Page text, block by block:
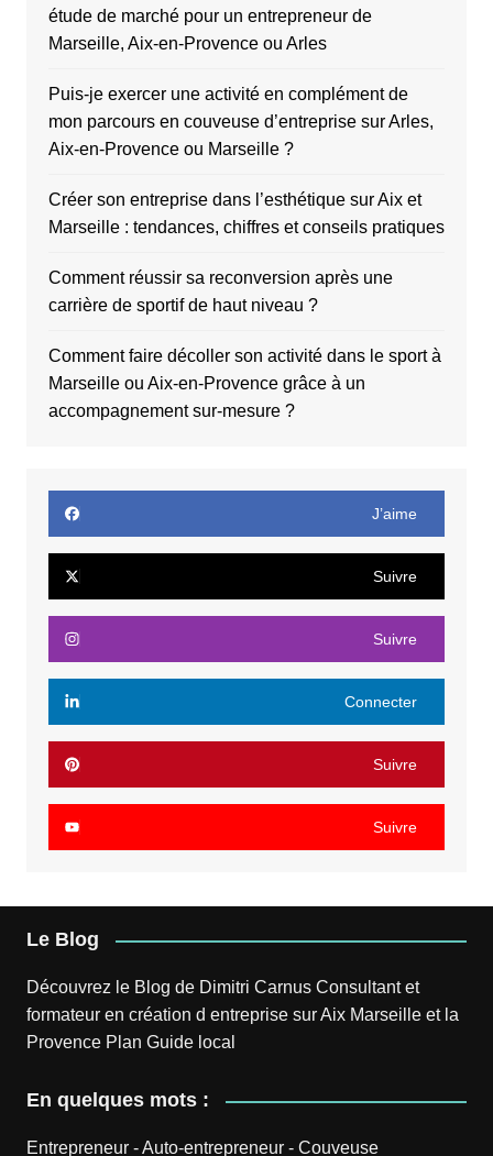
étude de marché pour un entrepreneur de
Marseille, Aix-en-Provence ou Arles
Puis-je exercer une activité en complément de
mon parcours en couveuse d’entreprise sur Arles,
Aix-en-Provence ou Marseille ?
Créer son entreprise dans l’esthétique sur Aix et
Marseille : tendances, chiffres et conseils pratiques
Comment réussir sa reconversion après une
carrière de sportif de haut niveau ?
Comment faire décoller son activité dans le sport à
Marseille ou Aix-en-Provence grâce à un
accompagnement sur-mesure ?
J’aime
Suivre
Suivre
Connecter
Suivre
Suivre
Le Blog
Découvrez le Blog de Dimitri CarnusConsultant et
formateur en création d entreprise sur Aix Marseille et la
Provence Plan Guide local
En quelques mots :
Entrepreneur-Auto-entrepreneur- Couveuse